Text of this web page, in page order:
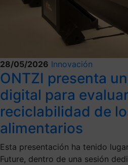
28/05/2026 Innovación
ONTZI presenta
digital para
reciclabilidad de
alimentarios
Esta presentación ha tenido
Future, dentro de una sesión